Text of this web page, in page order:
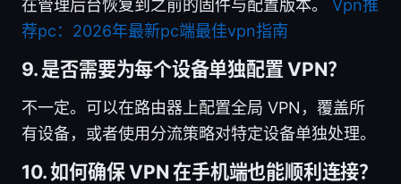
在管理后台恢复到之前的固件与配置版本。 Vpn推
荐pc：2026年最新pc端最佳vpn指南
9. 是否需要为每个设备单独配置 VPN？
不一定。可以在路由器上配置全局 VPN，覆盖所
有设备，或者使用分流策略对特定设备单独处理。
10. 如何确保 VPN 在手机端也能顺利连接？